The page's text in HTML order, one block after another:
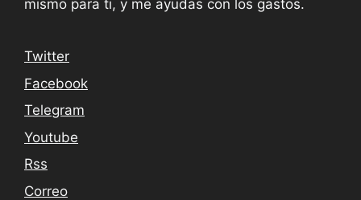
mismo para ti, y me ayudas con los gastos.
Twitter
Facebook
Telegram
Youtube
Rss
Correo